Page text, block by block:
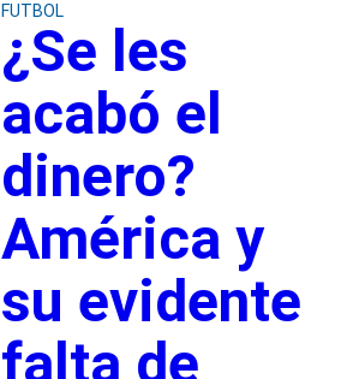
FUTBOL
¿Se les
acabó el
dinero?
América y
su evidente
falta de